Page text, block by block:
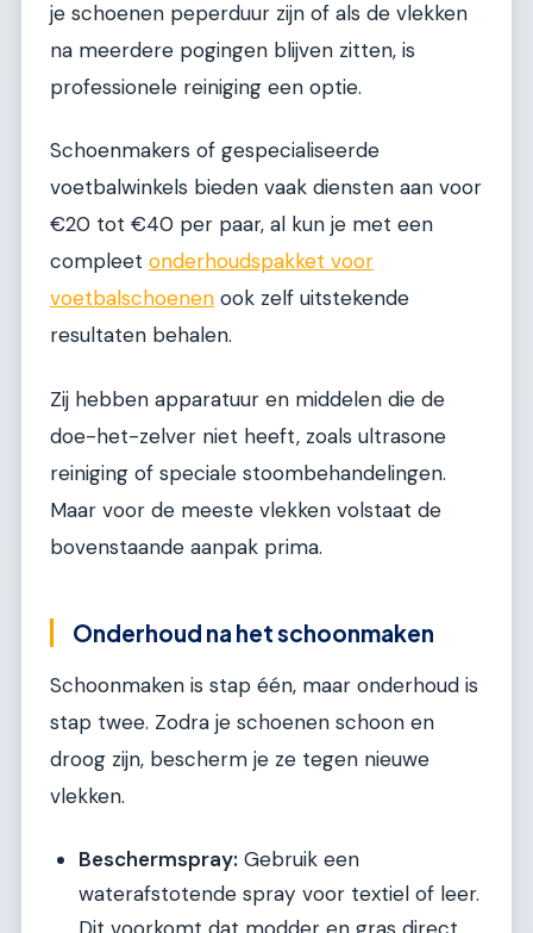
je schoenen peperduur zijn of als de vlekken
na meerdere pogingen blijven zitten, is
professionele reiniging een optie.
Schoenmakers of gespecialiseerde
voetbalwinkels bieden vaak diensten aan voor
€20 tot €40 per paar, al kun je met een
compleet onderhoudspakket voor
voetbalschoenen ook zelf uitstekende
resultaten behalen.
Zij hebben apparatuur en middelen die de
doe-het-zelver niet heeft, zoals ultrasone
reiniging of speciale stoombehandelingen.
Maar voor de meeste vlekken volstaat de
bovenstaande aanpak prima.
Onderhoud na het schoonmaken
Schoonmaken is stap één, maar onderhoud is
stap twee. Zodra je schoenen schoon en
droog zijn, bescherm je ze tegen nieuwe
vlekken.
Beschermspray: Gebruik een
waterafstotende spray voor textiel of leer.
Dit voorkomt dat modder en gras direct